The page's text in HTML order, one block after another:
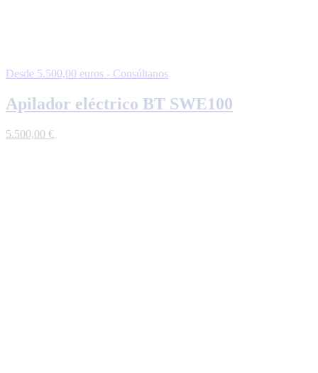
Desde 5.500,00 euros - Consúltanos
Apilador eléctrico BT SWE100
5.500,00 €